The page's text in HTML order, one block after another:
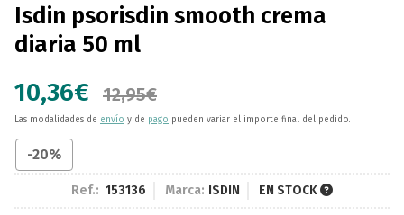
Isdin psorisdin smooth crema
diaria 50 ml
10,36€ 12,95€
Las modalidades de envío y de pago pueden variar el importe final del pedido.
-20%
Ref.: 153136 Marca: ISDIN EN STOCK